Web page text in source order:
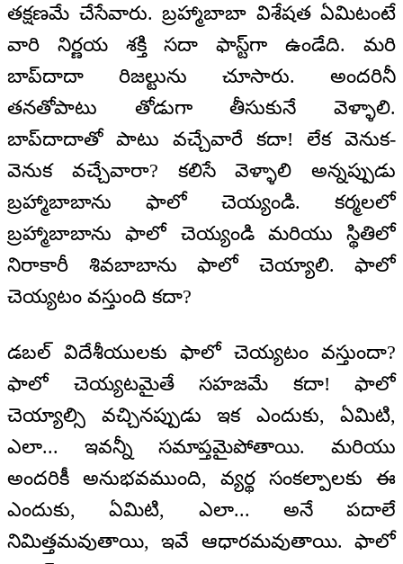
తక్షణమే చేసేవారు. బ్రహ్మాబాబా విశేషత ఏమిటంటే
వారి నిర్ణయ శక్తి సదా ఫాస్ట్‌గా ఉండేది. మరి
బాప్‌దాదా రిజల్టును చూసారు. అందరినీ
తనతోపాటు తోడుగా తీసుకునే వెళ్ళాలి.
బాప్‌దాదాతో పాటు వచ్చేవారే కదా! లేక వెనుక-
వెనుక వచ్చేవారా? కలిసే వెళ్ళాలి అన్నప్పుడు
బ్రహ్మాబాబాను ఫాలో చెయ్యండి. కర్మలలో
బ్రహ్మాబాబాను ఫాలో చెయ్యండి మరియు స్థితిలో
నిరాకారీ శివబాబాను ఫాలో చెయ్యాలి. ఫాలో
చెయ్యటం వస్తుంది కదా?
డబల్ విదేశీయులకు ఫాలో చెయ్యటం వస్తుందా?
ఫాలో చెయ్యటమైతే సహజమే కదా! ఫాలో
చెయ్యాల్సి వచ్చినప్పుడు ఇక ఎందుకు, ఏమిటి,
ఎలా... ఇవన్నీ సమాప్తమైపోతాయి. మరియు
అందరికీ అనుభవముంది, వ్యర్థ సంకల్పాలకు ఈ
ఎందుకు, ఏమిటి, ఎలా... అనే పదాలే
నిమిత్తమవుతాయి, ఇవే ఆధారమవుతాయి. ఫాలో